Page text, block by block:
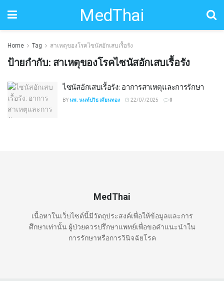
MedThai
Home Tag สาเหตุของโรคไซนัสอักเสบเรื้อรัง
ป้ายกำกับ: สาเหตุของโรคไซนัสอักเสบเรื้อรัง
ไซนัสอักเสบเรื้อรัง: อาการสาเหตุและการรักษา
BYนพ. นนท์ปวิธ เคียนทอง 22/07/2025 0
MedThai
เนื้อหาในเว็บไซต์นี้มีวัตถุประสงค์เพื่อให้ข้อมูลและการ
ศึกษาเท่านั้น ผู้ป่วยควรปรึกษาแพทย์เพื่อขอคำแนะนำใน
การรักษาหรือการวินิจฉัยโรค